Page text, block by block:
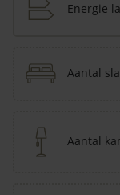
Energie
Aantal
Aantal